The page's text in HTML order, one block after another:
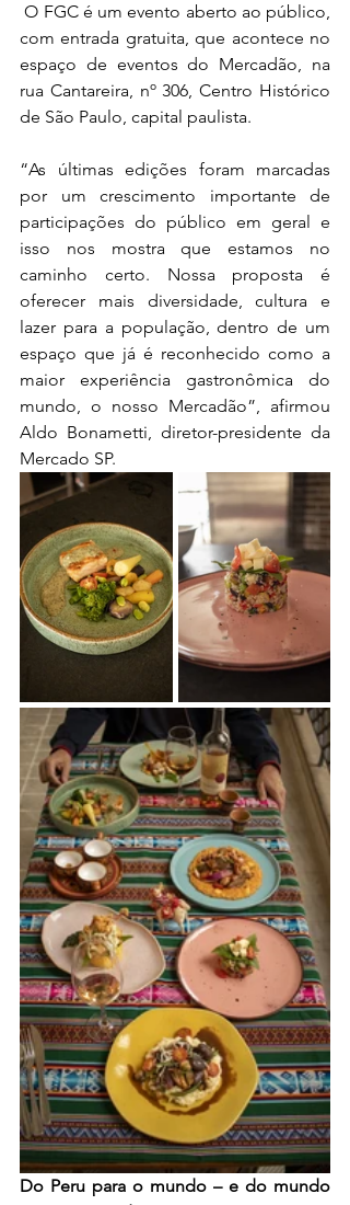
O FGC é um evento aberto ao público,
com entrada gratuita, que acontece no
espaço de eventos do Mercadão, na
rua Cantareira, nº 306, Centro Histórico
de São Paulo, capital paulista.
“As últimas edições foram marcadas
por um crescimento importante de
participações do público em geral e
isso nos mostra que estamos no
caminho certo. Nossa proposta é
oferecer mais diversidade, cultura e
lazer para a população, dentro de um
espaço que já é reconhecido como a
maior experiência gastronômica do
mundo, o nosso Mercadão”, afirmou
Aldo Bonametti, diretor-presidente da
Mercado SP.
Do Peru para o mundo – e do mundo